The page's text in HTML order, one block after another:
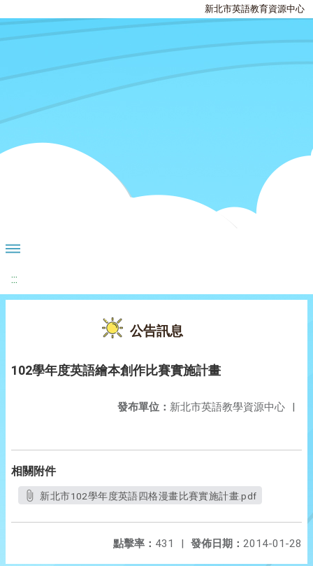
新北市英語教育資源中心
:::
公告訊息
102學年度英語繪本創作比賽實施計畫
發布單位： 新北市英語教學資源中心 |
相關附件
新北市102學年度英語四格漫畫比賽實施計畫.pdf
發佈日期： 2014-01-28
點擊率： 431 |